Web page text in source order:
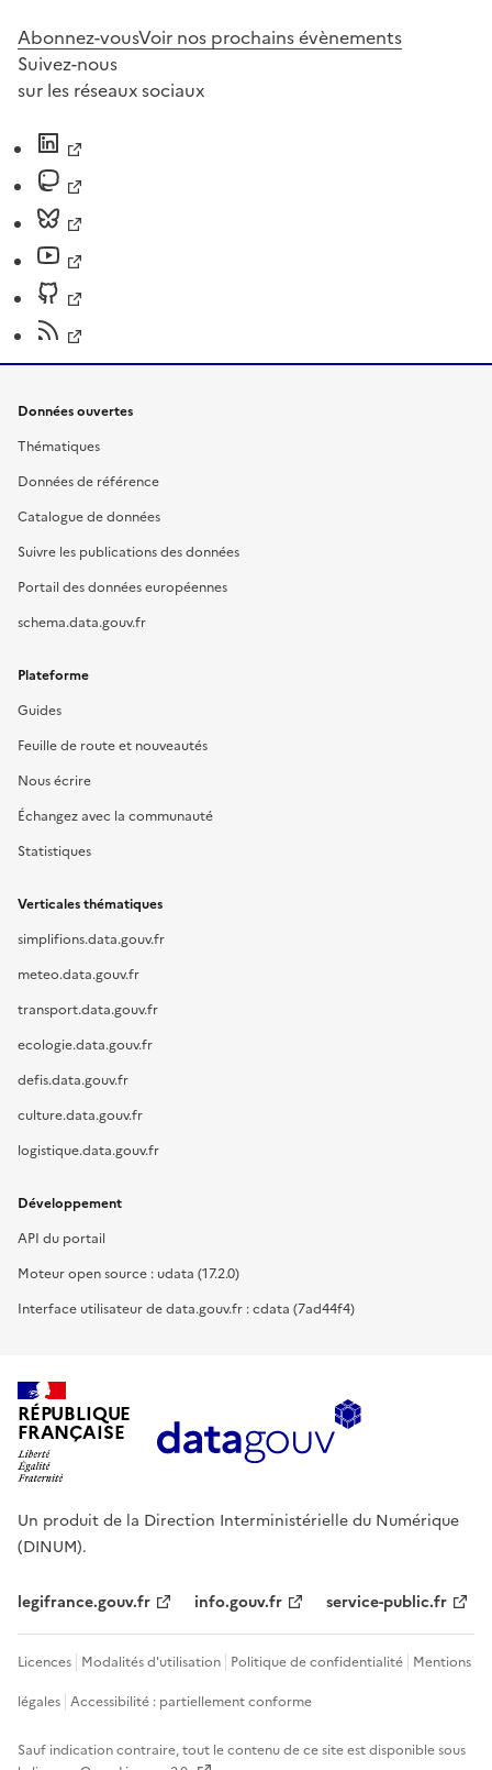
Abonnez-vousVoir nos prochains évènements
Suivez-nous
sur les réseaux sociaux
Données ouvertes
Thématiques
Données de référence
Catalogue de données
Suivre les publications des données
Portail des données européennes
schema.data.gouv.fr
Plateforme
Guides
Feuille de route et nouveautés
Nous écrire
Échangez avec la communauté
Statistiques
Verticales thématiques
simplifions.data.gouv.fr
meteo.data.gouv.fr
transport.data.gouv.fr
ecologie.data.gouv.fr
defis.data.gouv.fr
culture.data.gouv.fr
logistique.data.gouv.fr
Développement
API du portail
Moteur open source : udata (17.2.0)
Interface utilisateur de data.gouv.fr : cdata (7ad44f4)
RÉPUBLIQUE
FRANÇAISE
Un produit de la Direction Interministérielle du Numérique
(DINUM).
legifrance.gouv.fr info.gouv.fr service-public.fr
Licences Modalités d'utilisation Politique de confidentialité Mentions
légales Accessibilité : partiellement conforme
Sauf indication contraire, tout le contenu de ce site est disponible sous